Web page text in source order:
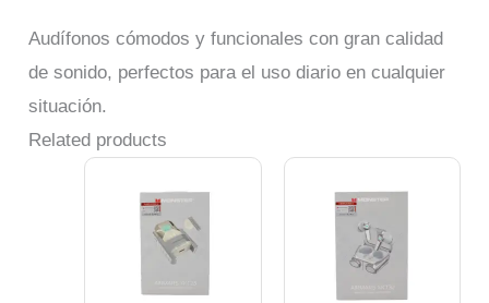
Audífonos cómodos y funcionales con gran calidad
de sonido, perfectos para el uso diario en cualquier
situación.
Related products